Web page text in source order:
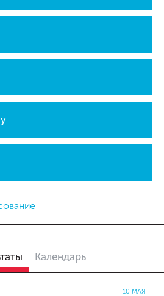
Календарь
10 МАЯ